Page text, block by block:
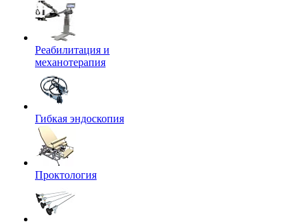
Реабилитация и
механотерапия
Гибкая эндоскопия
Проктология